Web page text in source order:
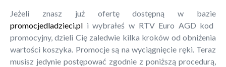
Jeżeli znasz już ofertę dostępną w bazie
promocjedladzieci.pl i wybrałeś w RTV Euro AGD kod
promocyjny, dzieli Cię zaledwie kilka kroków od obniżenia
wartości koszyka. Promocje są na wyciągnięcie ręki. Teraz
musisz jedynie postępować zgodnie z poniższą procedurą,